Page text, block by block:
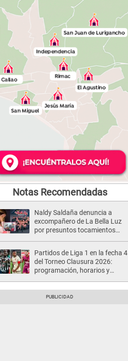
Notas Recomendadas
Naldy Saldaña denuncia a
excompañero de La Bella Luz
por presuntos tocamientos
Partidos de Liga 1 en la fecha 4
del Torneo Clausura 2026:
programación, horarios y